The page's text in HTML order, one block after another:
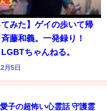
てみた】ゲイの歩いて帰
斉藤和義。一発録り！
ちゃんねる。
月5日
子の超怖い心霊話 守護霊